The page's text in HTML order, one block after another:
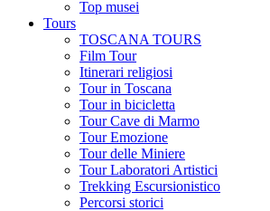
Top musei
Tours
TOSCANA TOURS
Film Tour
Itinerari religiosi
Tour in Toscana
Tour in bicicletta
Tour Cave di Marmo
Tour Emozione
Tour delle Miniere
Tour Laboratori Artistici
Trekking Escursionistico
Percorsi storici